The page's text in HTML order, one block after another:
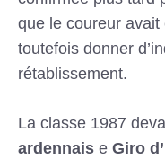
que le coureur avait
toutefois donner
rétablissement.
La classe 1987
ardennais eGiro